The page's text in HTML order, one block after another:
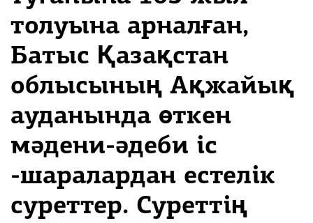
толуына арналған,
Батыс Қазақстан
облысының Ақжайық
ауданында өткен
мәдени-әдеби іс
-шаралардан естелік
суреттер. Суреттің